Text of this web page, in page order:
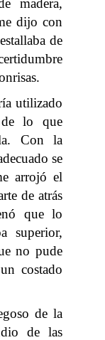
dijo con
de
utilizado
lo que
Con la
se
arrojó el
de atrás
que lo
superior,
no pude
costado
de la
de las